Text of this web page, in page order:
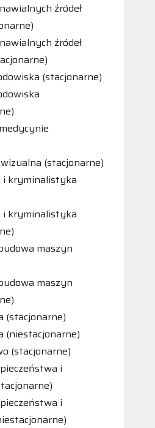
źródeł
źródeł
(stacjonarne)
(stacjonarne)
i kryminalistyka
i kryminalistyka
maszyn
maszyn
(stacjonarne)
(niestacjonarne)
(stacjonarne)
i
i